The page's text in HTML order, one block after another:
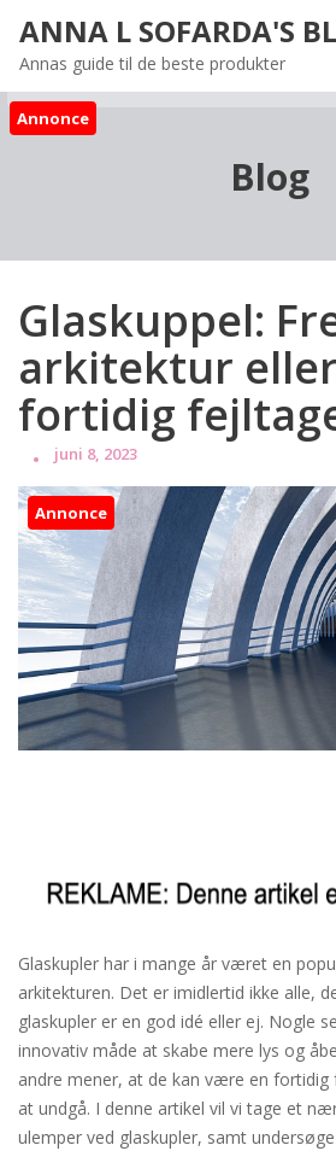
content
ANNA L SOFARDA'S
Annas guide til de beste produkter
Annonce
Blog
Glaskuppel:
arkitektur
fortidig
juni 8, 2023
Annonce
Glaskupler har i mange år været en
arkitekturen. Det er imidlertid ikke alle,
glaskupler er en god idé eller ej. Nogle
innovativ måde at skabe mere lys og
andre mener, at de kan være en fortidig
at undgå. I denne artikel vil vi tage et
ulemper ved glaskupler, samt